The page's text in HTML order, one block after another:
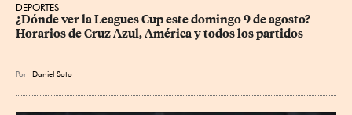
DEPORTES
¿Dónde ver la Leagues Cup este domingo 9 de agosto?
Horarios de Cruz Azul, América y todos los partidos
Por Daniel Soto